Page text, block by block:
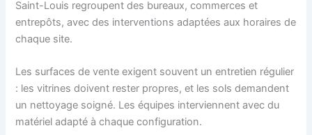
Saint-Louis regroupent des bureaux, commerces et
entrepôts, avec des interventions adaptées aux horaires de
chaque site.
Les surfaces de vente exigent souvent un entretien régulier
: les vitrines doivent rester propres, et les sols demandent
un nettoyage soigné. Les équipes interviennent avec du
matériel adapté à chaque configuration.